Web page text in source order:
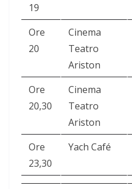
19
Ore
20
Cinema
Teatro
Ariston
Ore
20,30
Cinema
Teatro
Ariston
Ore
23,30
Yach Café